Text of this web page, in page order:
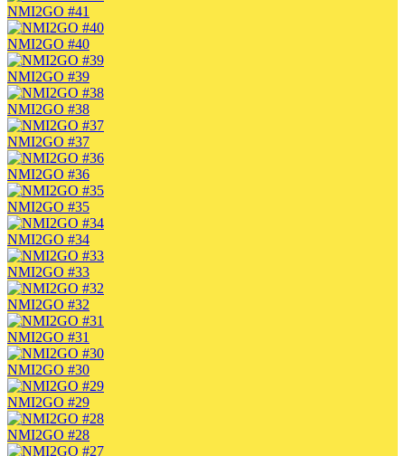
NMI2GO #41
NMI2GO #40
NMI2GO #39
NMI2GO #38
NMI2GO #37
NMI2GO #36
NMI2GO #35
NMI2GO #34
NMI2GO #33
NMI2GO #32
NMI2GO #31
NMI2GO #30
NMI2GO #29
NMI2GO #28